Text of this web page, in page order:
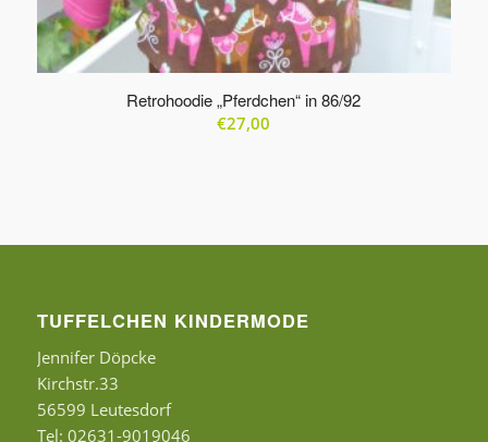
Retrohoodie „Pferdchen“ in 86/92
€27,00
TUFFELCHEN KINDERMODE
Jennifer Döpcke
Kirchstr.33
56599 Leutesdorf
Tel: 02631-9019046